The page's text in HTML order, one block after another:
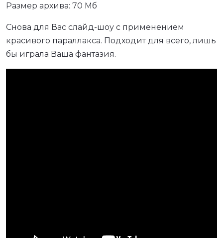
Размер архива: 70 Мб
Снова для Вас слайд-шоу с применением
красивого параллакса. Подходит для всего, лишь
бы играла Ваша фантазия.